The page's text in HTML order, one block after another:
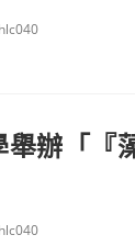
舉辦「